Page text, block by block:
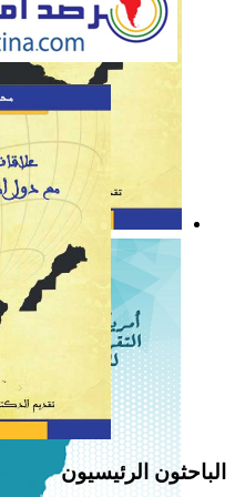
كتاب: علاقات
دول أمريكا اللاتينية
الباحثون الرئيسيون